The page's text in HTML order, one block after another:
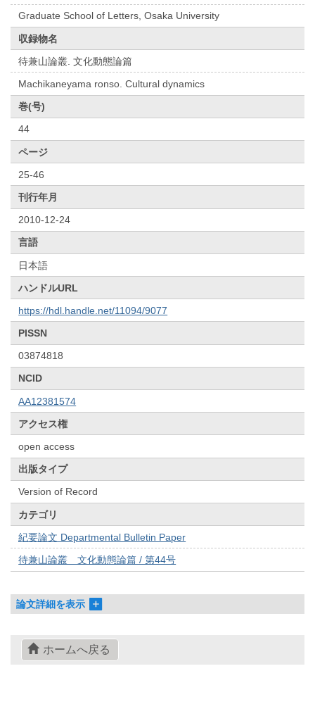
Graduate School of Letters, Osaka University
収録物名
待兼山論叢. 文化動態論篇
Machikaneyama ronso. Cultural dynamics
巻(号)
44
ページ
25-46
刊行年月
2010-12-24
言語
日本語
ハンドルURL
https://hdl.handle.net/11094/9077
PISSN
03874818
NCID
AA12381574
アクセス権
open access
出版タイプ
Version of Record
カテゴリ
紀要論文 Departmental Bulletin Paper
待兼山論叢 文化動態論篇 / 第44号
論文詳細を表示
ホームへ戻る